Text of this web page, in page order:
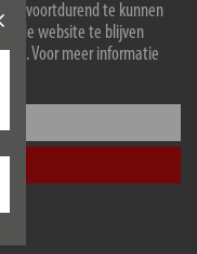
en voortdurend te kunnen
de website te blijven
Voor meer informatie
draaigreep voor het